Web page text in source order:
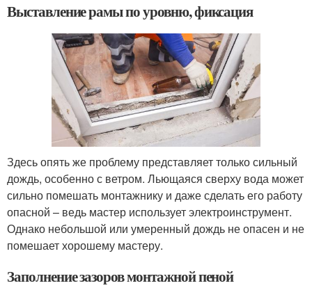
Выставление рамы по уровню, фиксация
Здесь опять же проблему представляет только сильный
дождь, особенно с ветром. Льющаяся сверху вода может
сильно помешать монтажнику и даже сделать его работу
опасной – ведь мастер использует электроинструмент.
Однако небольшой или умеренный дождь не опасен и не
помешает хорошему мастеру.
Заполнение зазоров монтажной пеной